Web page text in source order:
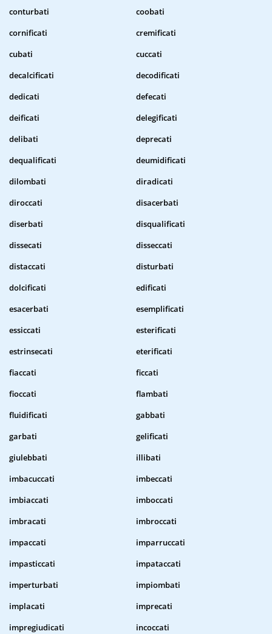
conturbati
coobati
cornificati
cremificati
cubati
cuccati
decalcificati
decodificati
dedicati
defecati
deificati
delegificati
delibati
deprecati
dequalificati
deumidificati
dilombati
diradicati
diroccati
disacerbati
diserbati
disqualificati
dissecati
disseccati
distaccati
disturbati
dolcificati
edificati
esacerbati
esemplificati
essiccati
esterificati
estrinsecati
eterificati
fiaccati
ficcati
fioccati
flambati
fluidificati
gabbati
garbati
gelificati
giulebbati
illibati
imbacuccati
imbeccati
imbiaccati
imboccati
imbracati
imbroccati
impaccati
imparruccati
impasticcati
impataccati
imperturbati
impiombati
implacati
imprecati
impregiudicati
incoccati